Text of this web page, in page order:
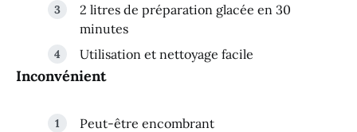
2 litres de préparation glacée en 30
minutes
Utilisation et nettoyage facile
Inconvénient
Peut-être encombrant